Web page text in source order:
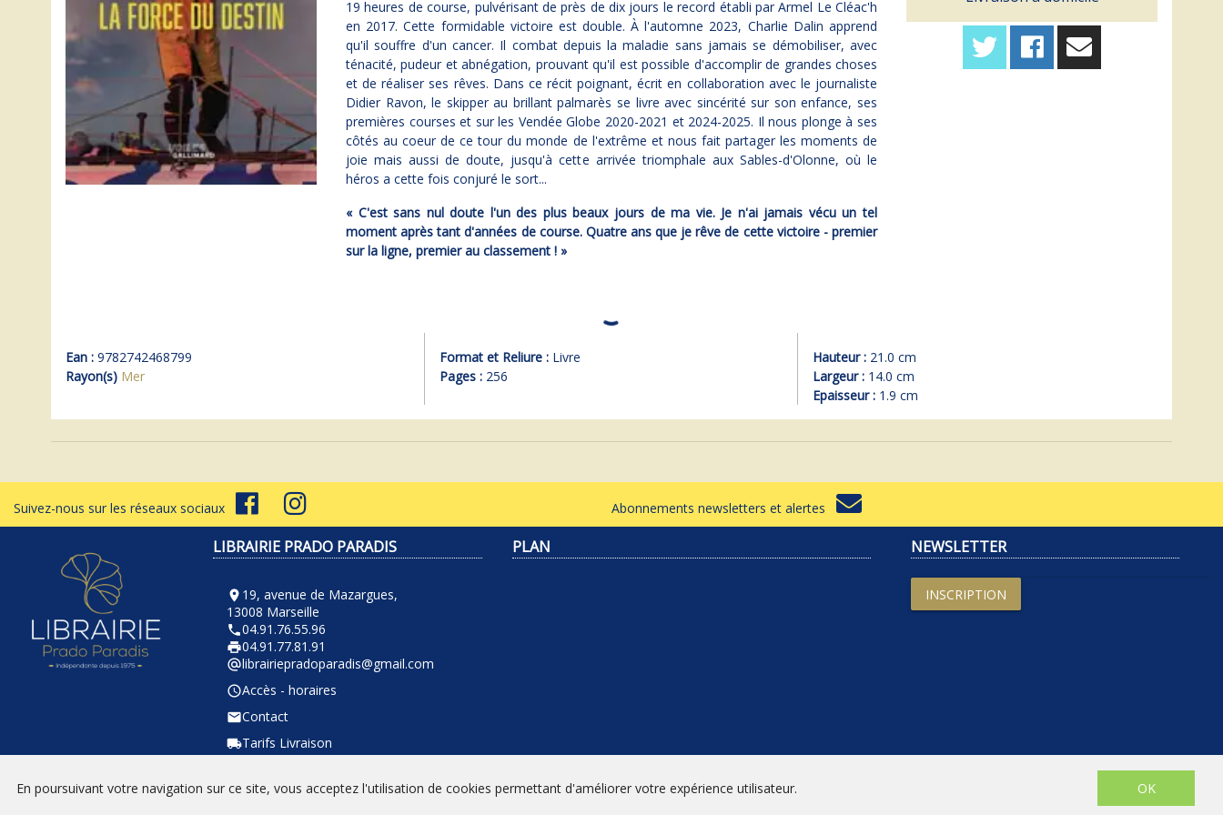
19 heures de course, pulvérisant de près de dix jours le record établi par Armel Le Cléac'h
en 2017. Cette formidable victoire est double. À l'automne 2023, Charlie Dalin apprend
qu'il souffre d'un cancer. Il combat depuis la maladie sans jamais se démobiliser, avec
ténacité, pudeur et abnégation, prouvant qu'il est possible d'accomplir de grandes choses
et de réaliser ses rêves. Dans ce récit poignant, écrit en collaboration avec le journaliste
Didier Ravon, le skipper au brillant palmarès se livre avec sincérité sur son enfance, ses
premières courses et sur les Vendée Globe 2020-2021 et 2024-2025. Il nous plonge à ses
côtés au coeur de ce tour du monde de l'extrême et nous fait partager les moments de
joie mais aussi de doute, jusqu'à cette arrivée triomphale aux Sables-d'Olonne, où le
héros a cette fois conjuré le sort...
« C'est sans nul doute l'un des plus beaux jours de ma vie. Je n'ai jamais vécu un tel
moment après tant d'années de course. Quatre ans que je rêve de cette victoire - premier
sur la ligne, premier au classement ! »
Ean : 9782742468799
Rayon(s) Mer
Format et Reliure : Livre
Pages :256
Hauteur : 21.0 cm
Largeur : 14.0 cm
Epaisseur : 1.9 cm
Suivez-nous sur les réseaux sociaux Abonnements newsletters et alertes
LIBRAIRIE PRADO PARADIS
room 19, avenue de Mazargues,
13008 Marseille
phone04.91.76.55.96
local_printshop04.91.77.81.91
alternate_emaillibrairiepradoparadis@gmail.com
query_builderAccès - horaires
emailContact
local_shippingTarifs Livraison
PLAN NEWSLETTER
INSCRIPTION
| Librairie Prado Paradis - Marseille © 2026 - Site créé pareNovAlp
En poursuivant votre navigation sur ce site, vous acceptez l'utilisation de cookies permettant d'améliorer votre expérience utilisateur. OK